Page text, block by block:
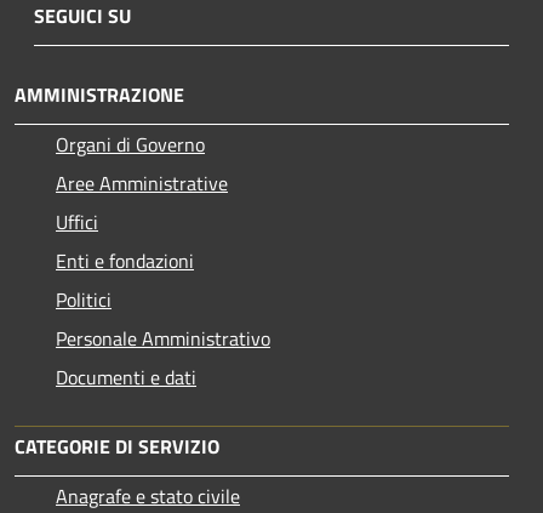
SEGUICI SU
AMMINISTRAZIONE
Organi di Governo
Aree Amministrative
Uffici
Enti e fondazioni
Politici
Personale Amministrativo
Documenti e dati
CATEGORIE DI SERVIZIO
Anagrafe e stato civile